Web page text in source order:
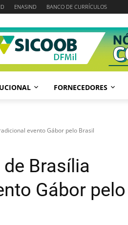
ENASIND BANCO DE CURRÍCULOS
FORNECEDORES
evento Gábor pelo Brasil
Brasília
Gábor pelo